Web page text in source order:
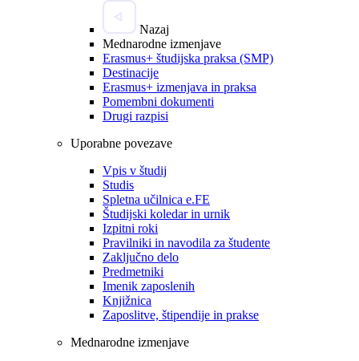
Nazaj
Mednarodne izmenjave
Erasmus+ študijska praksa (SMP)
Destinacije
Erasmus+ izmenjava in praksa
Pomembni dokumenti
Drugi razpisi
Uporabne povezave
Vpis v študij
Studis
Spletna učilnica e.FE
Študijski koledar in urnik
Izpitni roki
Pravilniki in navodila za študente
Zaključno delo
Predmetniki
Imenik zaposlenih
Knjižnica
Zaposlitve, štipendije in prakse
Mednarodne izmenjave